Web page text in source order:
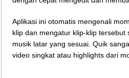
Aplikasi ini otomatis mengenali
klip dan mengatur klip-klip tersebut
musik latar yang sesuai. Quik
video singkat atau highlights dari